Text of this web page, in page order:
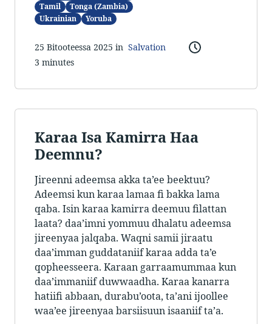
Tamil
Tonga (Zambia)
Ukrainian
Yoruba
25 Bitooteessa 2025 in Salvation
3 minutes
Karaa Isa Kamirra Haa
Deemnu?
Jireenni adeemsa akka ta’ee beektuu?
Adeemsi kun karaa lamaa fi bakka lama
qaba. Isin karaa kamirra deemuu filattan
laata? daa’imni yommuu dhalatu adeemsa
jireenyaa jalqaba. Waqni samii jiraatu
daa’imman guddataniif karaa adda ta’e
qopheesseera. Karaan garraamummaa kun
daa’immaniif duwwaadha. Karaa kanarra
hatiifi abbaan, durabu’oota, ta’ani ijoollee
waa’ee jireenyaa barsiisuun isaaniif ta’a.